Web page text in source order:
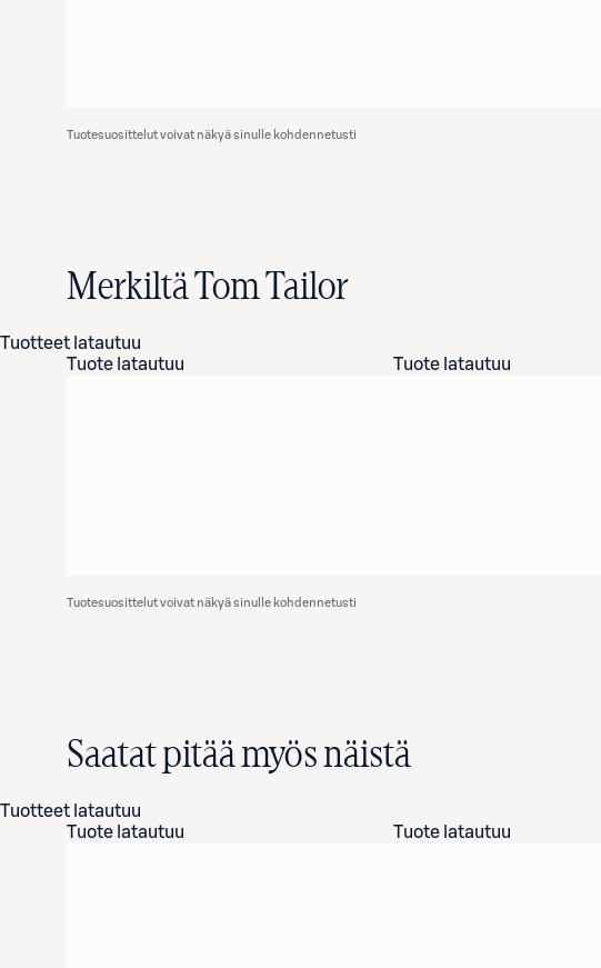
Tuotesuosittelut voivat näkyä sinulle kohdennetusti
Merkiltä Tom Tailor
Tuotteet latautuu
Tuote latautuu
Tuote latautuu
Tuotesuosittelut voivat näkyä sinulle kohdennetusti
Saatat pitää myös näistä
Tuotteet latautuu
Tuote latautuu
Tuote latautuu